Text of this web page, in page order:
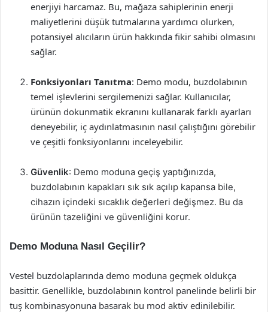
enerjiyi harcamaz. Bu, mağaza sahiplerinin enerji
maliyetlerini düşük tutmalarına yardımcı olurken,
potansiyel alıcıların ürün hakkında fikir sahibi olmasını
sağlar.
Fonksiyonları Tanıtma: Demo modu, buzdolabının
temel işlevlerini sergilemenizi sağlar. Kullanıcılar,
ürünün dokunmatik ekranını kullanarak farklı ayarları
deneyebilir, iç aydınlatmasının nasıl çalıştığını görebilir
ve çeşitli fonksiyonlarını inceleyebilir.
Güvenlik: Demo moduna geçiş yaptığınızda,
buzdolabının kapakları sık sık açılıp kapansa bile,
cihazın içindeki sıcaklık değerleri değişmez. Bu da
ürünün tazeliğini ve güvenliğini korur.
Demo Moduna Nasıl Geçilir?
Vestel buzdolaplarında demo moduna geçmek oldukça
basittir. Genellikle, buzdolabının kontrol panelinde belirli bir
tuş kombinasyonuna basarak bu mod aktiv edinilebilir.